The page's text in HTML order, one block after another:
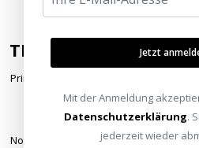
TECHNISCHE DATEN
Prinzip
1
Nominalimpedanz
Jetzt
Mit der Anmeldung
Datenschutzerklärung.
jederzeit wieder